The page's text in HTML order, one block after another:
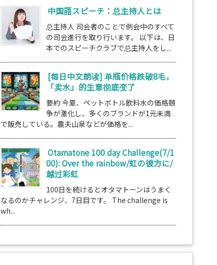
中国語スピーチ：总主持人とは
总主持人 司会者のことで例会中のすべて
の司会進行を取り行います。 以下は、日
本でのスピーチクラブで总主持人をし...
[每日中文朗读] 单瓶价格跌破8毛，
「卖水」的生意彻底变了
要約 今夏、ペットボトル飲料水の価格競
争が激化し、多くのブランドが1元未満
で販売している。農夫山泉などが価格を...
Otamatone 100 day Challenge(7/1
00): Over the rainbow/虹の彼方に/
越过彩虹
100日を続けるとオタマトーンはうまく
なるのかチャレンジ、7日目です。 The challenge is
wh...